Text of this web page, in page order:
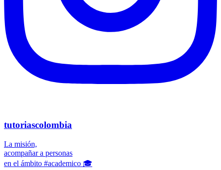
tutoriascolombia
La misión,
acompañar a personas
en el ámbito #academico 🎓